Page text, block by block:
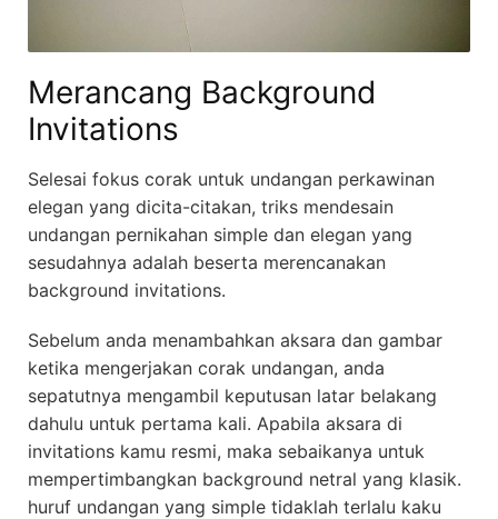
Merancang Background
Invitations
Selesai fokus corak untuk undangan perkawinan
elegan yang dicita-citakan, triks mendesain
undangan pernikahan simple dan elegan yang
sesudahnya adalah beserta merencanakan
background invitations.
Sebelum anda menambahkan aksara dan gambar
ketika mengerjakan corak undangan, anda
sepatutnya mengambil keputusan latar belakang
dahulu untuk pertama kali. Apabila aksara di
invitations kamu resmi, maka sebaikanya untuk
mempertimbangkan background netral yang klasik.
huruf undangan yang simple tidaklah terlalu kaku